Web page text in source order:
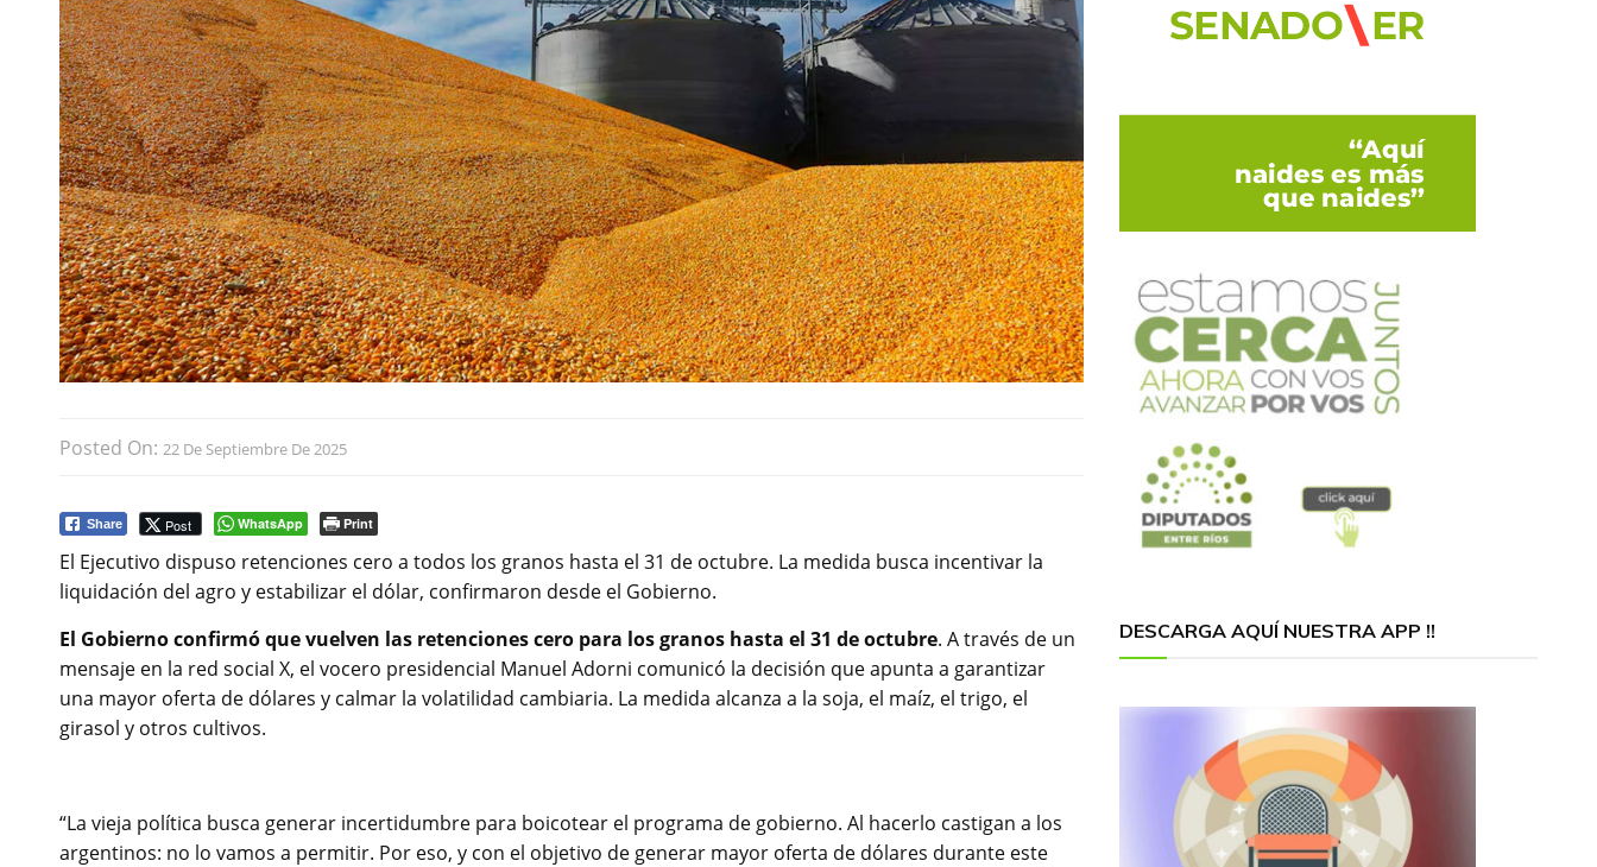
Posted On: 22 De Septiembre De 2025
Share Post WhatsApp Print
El Ejecutivo dispuso retenciones cero a todos los granos hasta el 31 de octubre. La medida busca incentivar la
liquidación del agro y estabilizar el dólar, confirmaron desde el Gobierno.
El Gobierno confirmó que vuelven las retenciones cero para los granos hasta el 31 de octubre. A través de un
mensaje en la red social X, el vocero presidencial Manuel Adorni comunicó la decisión que apunta a garantizar
una mayor oferta de dólares y calmar la volatilidad cambiaria. La medida alcanza a la soja, el maíz, el trigo, el
girasol y otros cultivos.
“La vieja política busca generar incertidumbre para boicotear el programa de gobierno. Al hacerlo castigan a los
argentinos: no lo vamos a permitir. Por eso, y con el objetivo de generar mayor oferta de dólares durante este
DESCARGA AQUÍ NUESTRA APP !!